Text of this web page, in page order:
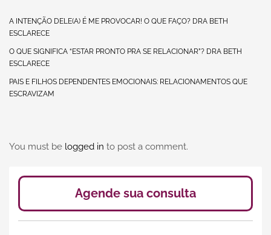
A INTENÇÃO DELE(A) É ME PROVOCAR! O QUE FAÇO? DRA BETH
ESCLARECE
O QUE SIGNIFICA “ESTAR PRONTO PRA SE RELACIONAR”? DRA BETH
ESCLARECE
PAIS E FILHOS DEPENDENTES EMOCIONAIS: RELACIONAMENTOS QUE
ESCRAVIZAM
You must be logged in to post a comment.
Agende sua consulta